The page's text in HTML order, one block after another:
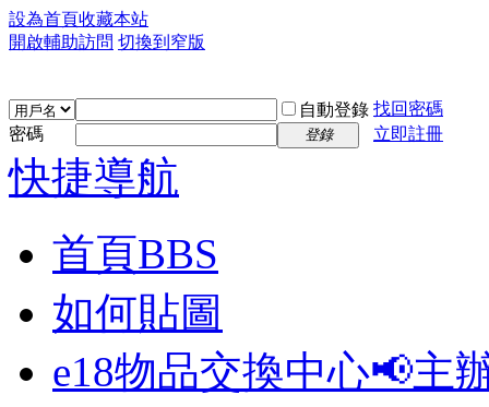
設為首頁收藏本站
開啟輔助訪問 切換到窄版
自動登錄 找回密碼
密碼
登錄 立即註冊
快捷導航
首頁BBS
如何貼圖
e18物品交換中心📢主